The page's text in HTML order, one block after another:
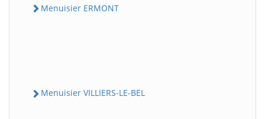
Menuisier ERMONT
Menuisier VILLIERS-LE-BEL